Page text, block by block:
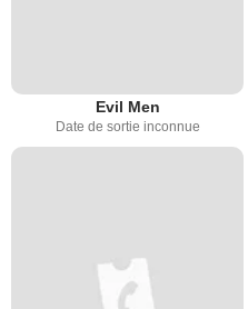
Evil Men
Date de sortie inconnue